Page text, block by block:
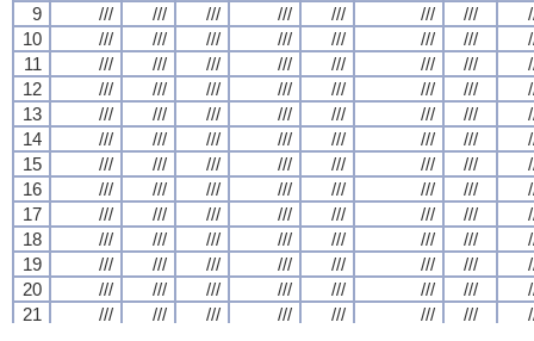
9
/// /// /// /// /// /// ///
10
/// /// /// /// /// /// ///
11
/// /// /// /// /// /// ///
12
/// /// /// /// /// /// ///
13
/// /// /// /// /// /// ///
14
/// /// /// /// /// /// ///
15
/// /// /// /// /// /// ///
16
/// /// /// /// /// /// ///
17
/// /// /// /// /// /// ///
18
/// /// /// /// /// /// ///
19
/// /// /// /// /// /// ///
20
/// /// /// /// /// /// ///
21
/// /// /// /// /// /// ///
9
/// /// /// /// /// /// ///
10
/// /// /// /// /// /// ///
11
/// /// /// /// /// /// ///
12
/// /// /// /// /// /// ///
13
/// /// /// /// /// /// ///
14
/// /// /// /// /// /// ///
15
/// /// /// /// /// /// ///
16
/// /// /// /// /// /// ///
17
/// /// /// /// /// /// ///
18
/// /// /// /// /// /// ///
19
/// /// /// /// /// /// ///
20
/// /// /// /// /// /// ///
21
/// /// /// /// /// /// ///
9
/// /// /// /// /// /// ///
10
/// /// /// /// /// /// ///
11
/// /// /// /// /// /// ///
12
/// /// /// /// /// /// ///
13
/// /// /// /// /// /// ///
14
/// /// /// /// /// /// ///
15
/// /// /// /// /// /// ///
16
/// /// /// /// /// /// ///
17
/// /// /// /// /// /// ///
18
/// /// /// /// /// /// ///
19
/// /// /// /// /// /// ///
20
/// /// /// /// /// /// ///
21
/// /// /// /// /// /// ///
9
/// /// /// /// /// /// ///
10
/// /// /// /// /// /// ///
11
/// /// /// /// /// /// ///
12
/// /// /// /// /// /// ///
13
/// /// /// /// /// /// ///
14
/// /// /// /// /// /// ///
15
/// /// /// /// /// /// ///
16
/// /// /// /// /// /// ///
17
/// /// /// /// /// /// ///
18
/// /// /// /// /// /// ///
19
/// /// /// /// /// /// ///
20
/// /// /// /// /// /// ///
21
/// /// /// /// /// /// ///